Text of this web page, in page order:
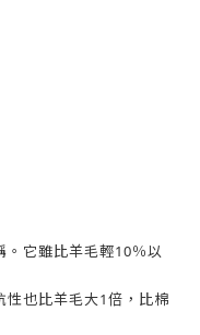
它雖比羊毛輕10％以
性也比羊毛大1倍，比棉